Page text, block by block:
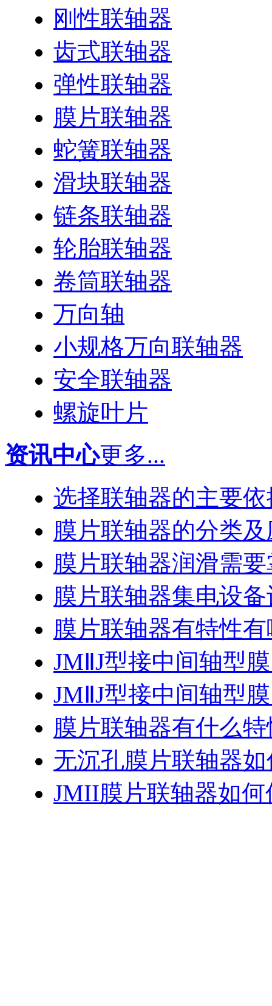
刚性联轴器
齿式联轴器
弹性联轴器
膜片联轴器
蛇簧联轴器
滑块联轴器
链条联轴器
轮胎联轴器
卷筒联轴器
万向轴
小规格万向联轴器
安全联轴器
螺旋叶片
资讯中心更多...
选择联轴器的主要
膜片联轴器的分类
膜片联轴器润滑需
膜片联轴器集电设
膜片联轴器有特性
JMⅡJ型接中间轴型
JMⅡJ型接中间轴型
膜片联轴器有什么特
无沉孔膜片联轴器
JMII膜片联轴器如何